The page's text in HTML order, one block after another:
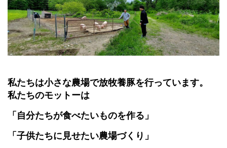
私たちは小さな農場で放牧養豚を行っています。
私たちのモットーは
「自分たちが食べたいものを作る」
「子供たちに見せたい農場づくり」